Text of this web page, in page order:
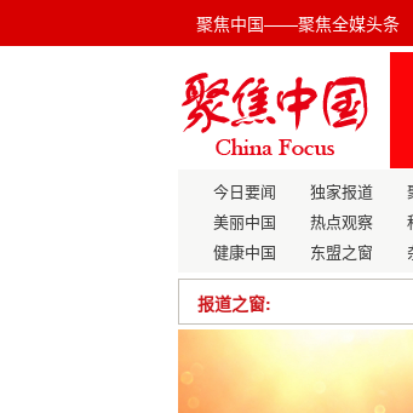
聚焦中国——聚焦全媒头条
今日要闻 独家报道
美丽中国
热点观察
健康中国
东盟之窗
报道之窗:
黄芦英：医者仁心照
园林巧绘新春景 精心